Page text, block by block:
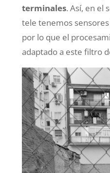
terminales. Así, en el
tele tenemos sensores
por lo que el
adaptado a este filtro